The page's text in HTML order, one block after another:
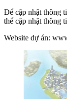
Để cập nhật thông
thể cập nhật thông
Website dự án: